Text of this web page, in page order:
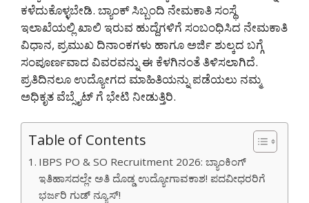
ಕಳೆದುಕೊಳ್ಳಬೇಡಿ. ಬ್ಯಾಂಕ್ ಸಿಬ್ಬಂದಿ ನೇಮಕಾತಿ ಸಂಸ್ಥೆ
ಇಲಾಖೆಯಲ್ಲಿ ಖಾಲಿ ಇರುವ ಹುದ್ದೆಗಳಿಗೆ ಸಂಬಂಧಿಸಿದ ನೇಮಕಾತಿ
ವಿಧಾನ, ಪ್ರಮುಖ ದಿನಾಂಕಗಳು ಹಾಗೂ ಅರ್ಜಿ ಶುಲ್ಕದ ಬಗ್ಗೆ
ಸಂಪೂರ್ಣವಾದ ವಿವರವನ್ನು ಈ ಕೆಳಗಿನಂತೆ ತಿಳಿಸಲಾಗಿದೆ.
ಪ್ರತಿದಿನಲೂ ಉದ್ಯೋಗದ ಮಾಹಿತಿಯನ್ನು ಪಡೆಯಲು ನಮ್ಮ
ಅಧಿಕೃತ ವೆಬ್ಸೈಟ್ ಗೆ ಭೇಟಿ ನೀಡುತ್ತಿರಿ.
Table of Contents
IBPS PO & SO Recruitment 2026: ಬ್ಯಾಂಕಿಂಗ್
ಇತಿಹಾಸದಲ್ಲೇ ಅತಿ ದೊಡ್ಡ ಉದ್ಯೋಗಾವಕಾಶ! ಪದವೀಧರರಿಗೆ
ಭರ್ಜರಿ ಗುಡ್ ನ್ಯೂಸ್!